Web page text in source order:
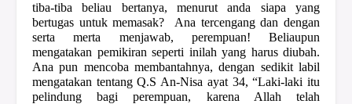
tiba-tiba beliau bertanya, menurut anda siapa yang
bertugas untuk memasak?
Ana tercengang dan dengan
serta merta menjawab, perempuan! Beliaupun
mengatakan pemikiran seperti inilah yang harus diubah.
Ana pun mencoba membantahnya, dengan sedikit labil
mengatakan tentang Q.S An-Nisa ayat 34, “Laki-laki itu
pelindung bagi perempuan, karena Allah telah